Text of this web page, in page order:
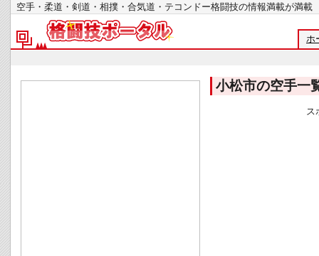
空手・柔道・剣道・相撲・合気道・テコンドー格闘技の情報満載が
ホ
小松市の空手一
ス